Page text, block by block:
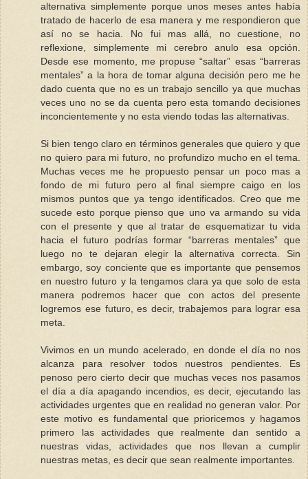
alternativa simplemente porque unos meses antes había
tratado de hacerlo de esa manera y me respondieron que
así no se hacia. No fui mas allá, no cuestione, no
reflexione, simplemente mi cerebro anulo esa opción.
Desde ese momento, me propuse “saltar” esas “barreras
mentales” a la hora de tomar alguna decisión pero me he
dado cuenta que no es un trabajo sencillo ya que muchas
veces uno no se da cuenta pero esta tomando decisiones
inconcientemente y no esta viendo todas las alternativas.
Si bien tengo claro en términos generales que quiero y que
no quiero para mi futuro, no profundizo mucho en el tema.
Muchas veces me he propuesto pensar un poco mas a
fondo de mi futuro pero al final siempre caigo en los
mismos puntos que ya tengo identificados. Creo que me
sucede esto porque pienso que uno va armando su vida
con el presente y que al tratar de esquematizar tu vida
hacia el futuro podrías formar “barreras mentales” que
luego no te dejaran elegir la alternativa correcta. Sin
embargo, soy conciente que es importante que pensemos
en nuestro futuro y la tengamos clara ya que solo de esta
manera podremos hacer que con actos del presente
logremos ese futuro, es decir, trabajemos para lograr esa
meta.
Vivimos en un mundo acelerado, en donde el día no nos
alcanza para resolver todos nuestros pendientes. Es
penoso pero cierto decir que muchas veces nos pasamos
el día a día apagando incendios, es decir, ejecutando las
actividades urgentes que en realidad no generan valor. Por
este motivo es fundamental que prioricemos y hagamos
primero las actividades que realmente dan sentido a
nuestras vidas, actividades que nos llevan a cumplir
nuestras metas, es decir que sean realmente importantes.